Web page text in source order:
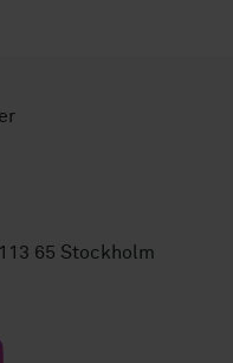
65 Stockholm